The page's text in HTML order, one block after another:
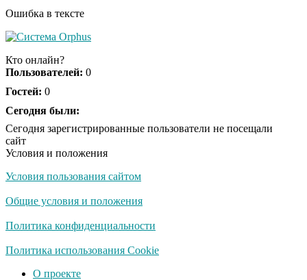
Скрытая камера на
их не видят...
Ролик длится
смеяться вы будете
Королева вагона
оставит равнодушным
Забывший о
Плющенко отправляет
Ошибка в тексте
Кто онлайн?
Пользователей: 0
Гостей: 0
Сегодня были:
Сегодня зарегистрированные пользователи не посещали
сайт
Условия и положения
Условия пользования сайтом
Общие условия и положения
Политика конфиденциальности
Политика использования Cookie
О проекте